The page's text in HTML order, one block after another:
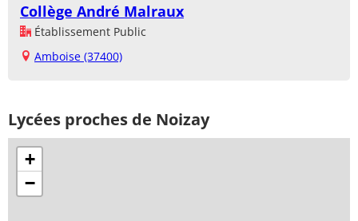
Collège André Malraux
Établissement Public
Amboise (37400)
Lycées proches de Noizay
+
−